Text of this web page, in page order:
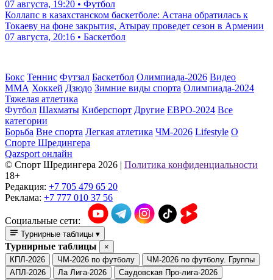
07 августа, 19:20 • Футбол
Коллапс в казахстанском баскетболе: Астана обратилась к
Токаеву на фоне закрытия, Атырау проведет сезон в Армении
07 августа, 20:16 • Баскетбол
Бокс Теннис Футзал Баскетбол Олимпиада-2026 Видео
ММА Хоккей Дзюдо Зимние виды спорта Олимпиада-2024
Тяжелая атлетика
Футбол Шахматы Киберспорт Другие ЕВРО-2024 Все
категории
Борьба Вне спорта Легкая атлетика ЧМ-2026 Lifestyle О
Спорте Шредингера
Qazsport онлайн
© Cпорт Шредингера 2026 | Политика конфиденциальности
18+
Редакция: +7 705 479 65 20
Реклама: +7 777 010 37 56
Социальные сети:
Турнирные таблицы ▾
Турнирные таблицы
×
КПЛ-2026
ЧМ-2026 по футболу
ЧМ-2026 по футболу. Группы
АПЛ-2026
Ла Лига-2026
Саудовская Про-лига-2026